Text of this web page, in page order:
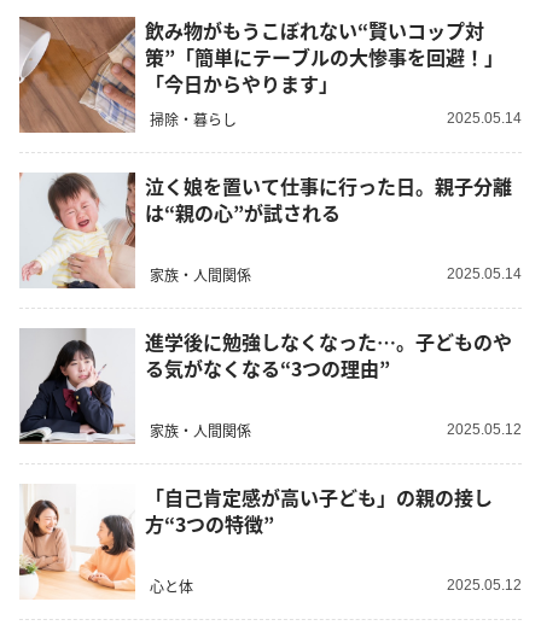
飲み物がもうこぼれない“賢いコップ対
策”「簡単にテーブルの大惨事を回避！」
「今日からやります」
掃除・暮らし 2025.05.14
泣く娘を置いて仕事に行った日。親子分離
は“親の心”が試される
家族・人間関係 2025.05.14
進学後に勉強しなくなった…。子どものや
る気がなくなる“3つの理由”
家族・人間関係 2025.05.12
「自己肯定感が高い子ども」の親の接し
方“3つの特徴”
心と体 2025.05.12